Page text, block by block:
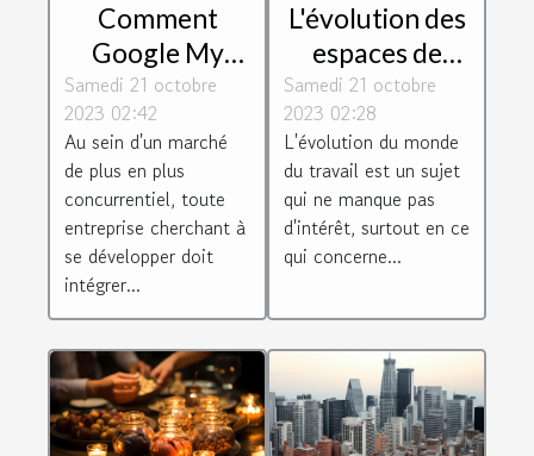
Comment
Google My
Business peut
aider les
entreprises à
se développer
Samedi 21 octobre
2023 02:42
Au sein d'un marché
de plus en plus
concurrentiel, toute
entreprise cherchant à
se développer doit
intégrer...
L'évolution des
espaces de
travail : le cas
de Toulouse
Blagnac
Samedi 21 octobre
2023 02:28
L'évolution du monde
du travail est un sujet
qui ne manque pas
d'intérêt, surtout en ce
qui concerne...